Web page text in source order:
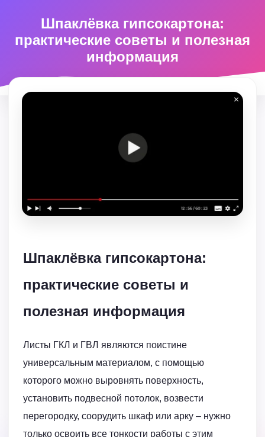
Шпаклёвка гипсокартона:
практические советы и полезная
информация
Шпаклёвка гипсокартона:
практические советы и
полезная информация
Листы ГКЛ и ГВЛ являются поистине
универсальным материалом, с помощью
которого можно выровнять поверхность,
установить подвесной потолок, возвести
перегородку, соорудить шкаф или арку – нужно
только освоить все тонкости работы с этим